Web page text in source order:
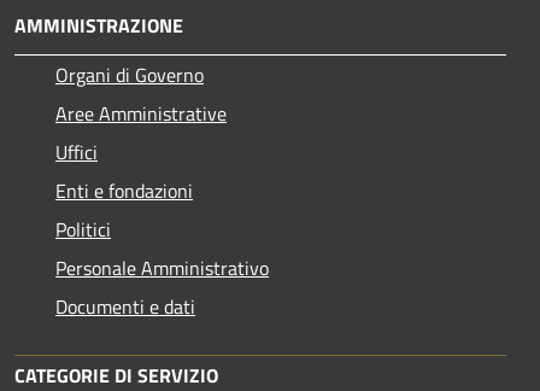
AMMINISTRAZIONE
Organi di Governo
Aree Amministrative
Uffici
Enti e fondazioni
Politici
Personale Amministrativo
Documenti e dati
CATEGORIE DI SERVIZIO